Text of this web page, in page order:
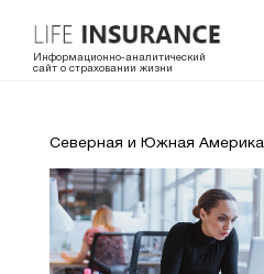
Информационно-аналитический
сайт о страховании жизни
Северная и Южная Америка